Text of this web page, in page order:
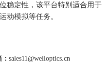
稳定性，该平台特别适合用于
动模拟等任务。
：sales11@welloptics.cn